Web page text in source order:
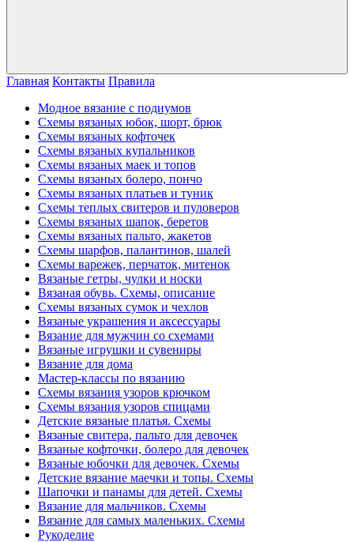
Главная Контакты Правила
Модное вязание с подиумов
Схемы вязаных юбок, шорт, брюк
Схемы вязаных кофточек
Схемы вязаных купальников
Схемы вязаных маек и топов
Схемы вязаных болеро, пончо
Схемы вязаных платьев и туник
Схемы теплых свитеров и пуловеров
Схемы вязаных шапок, беретов
Схемы вязаных пальто, жакетов
Схемы шарфов, палантинов, шалей
Схемы варежек, перчаток, митенок
Вязаные гетры, чулки и носки
Вязаная обувь. Схемы, описание
Схемы вязаных сумок и чехлов
Вязаные украшения и аксессуары
Вязание для мужчин со схемами
Вязаные игрушки и сувениры
Вязание для дома
Мастер-классы по вязанию
Схемы вязания узоров крючком
Схемы вязания узоров спицами
Детские вязаные платья. Схемы
Вязаные свитера, пальто для девочек
Вязаные кофточки, болеро для девочек
Вязаные юбочки для девочек. Схемы
Детские вязание маечки и топы. Схемы
Шапочки и панамы для детей. Схемы
Вязание для мальчиков. Схемы
Вязание для самых маленьких. Схемы
Рукоделие